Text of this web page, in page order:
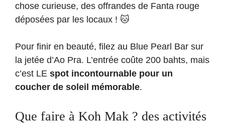
chose curieuse, des offrandes de Fanta rouge
déposées par les locaux ! 🐱
Pour finir en beauté, filez au Blue Pearl Bar sur
la jetée d’Ao Pra. L’entrée coûte 200 bahts, mais
c’est LE spot incontournable pour un
coucher de soleil mémorable.
Que faire à Koh Mak ? des activités